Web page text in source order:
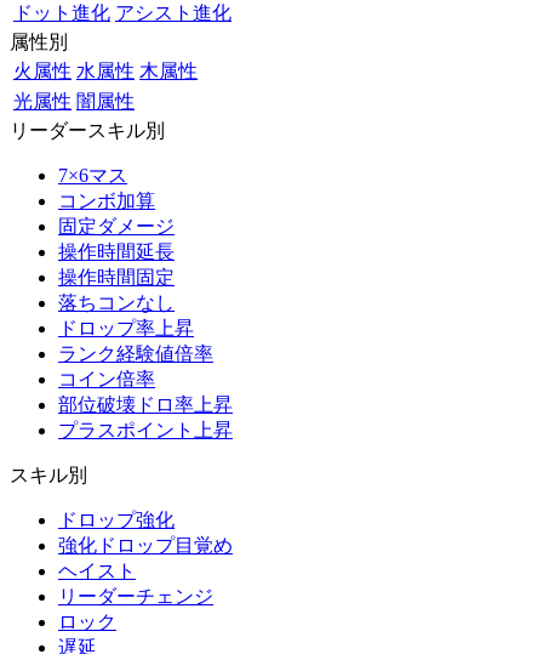
ドット進化 アシスト進化
属性別
火属性 水属性 木属性
光属性 闇属性
リーダースキル別
7×6マス
コンボ加算
固定ダメージ
操作時間延長
操作時間固定
落ちコンなし
ドロップ率上昇
ランク経験値倍率
コイン倍率
部位破壊ドロ率上昇
プラスポイント上昇
スキル別
ドロップ強化
強化ドロップ目覚め
ヘイスト
リーダーチェンジ
ロック
遅延